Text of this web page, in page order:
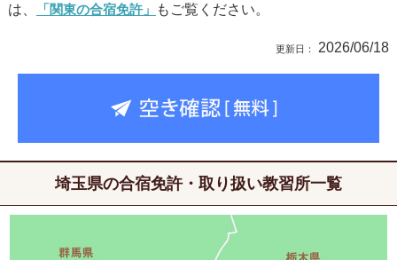
は、
「関東の合宿免許」 もご覧ください。
2026/06/18
埼玉県の合宿免許・取り扱い教習所一覧